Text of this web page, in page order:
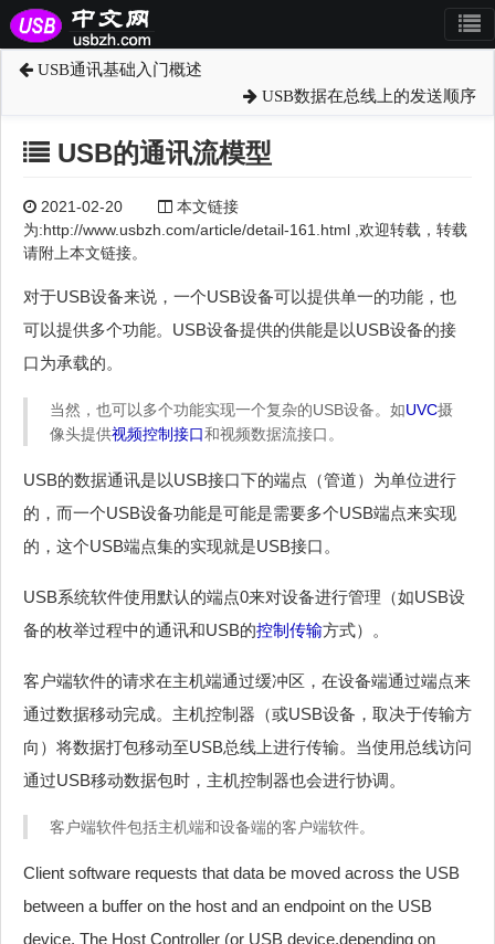
USB通讯基础入门概述
USB数据在总线上的发送顺序
USB的通讯流模型
2021-02-20
本文链接
为:http://www.usbzh.com/article/detail-161.html ,欢迎转载，转载
请附上本文链接。
对于USB设备来说，一个USB设备可以提供单一的功能，也
可以提供多个功能。USB设备提供的供能是以USB设备的接
口为承载的。
当然，也可以多个功能实现一个复杂的USB设备。如UVC摄
像头提供视频控制接口和视频数据流接口。
USB的数据通讯是以USB接口下的端点（管道）为单位进行
的，而一个USB设备功能是可能是需要多个USB端点来实现
的，这个USB端点集的实现就是USB接口。
USB系统软件使用默认的端点0来对设备进行管理（如USB设
备的枚举过程中的通讯和USB的控制传输方式）。
客户端软件的请求在主机端通过缓冲区，在设备端通过端点来
通过数据移动完成。主机控制器（或USB设备，取决于传输方
向）将数据打包移动至USB总线上进行传输。当使用总线访问
通过USB移动数据包时，主机控制器也会进行协调。
客户端软件包括主机端和设备端的客户端软件。
Client software requests that data be moved across the USB
between a buffer on the host and an endpoint on the USB
device. The Host Controller (or USB device,depending on